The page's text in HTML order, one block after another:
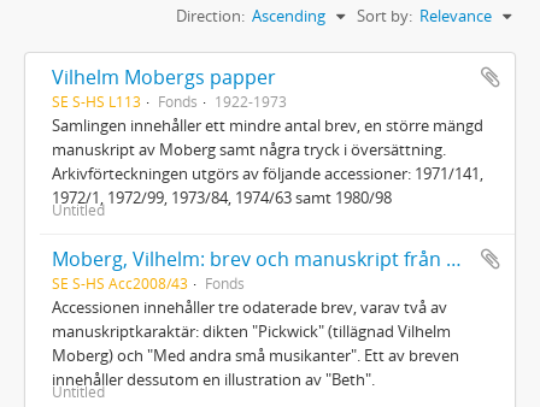
Sort by: Relevance
Direction: Ascending
Vilhelm Mobergs papper
SE S-HS L113 Fonds 1922-1973
Samlingen innehåller ett mindre antal brev, en större mängd
manuskript av Moberg samt några tryck i översättning.
Arkivförteckningen utgörs av följande accessioner: 1971/141,
1972/1, 1972/99, 1973/84, 1974/63 samt 1980/98
Untitled
Moberg, Vilhelm: brev och manuskript från Nils Ferlin
SE S-HS Acc2008/43 Fonds
Accessionen innehåller tre odaterade brev, varav två av
manuskriptkaraktär: dikten "Pickwick" (tillägnad Vilhelm
Moberg) och "Med andra små musikanter". Ett av breven
innehåller dessutom en illustration av "Beth".
Untitled